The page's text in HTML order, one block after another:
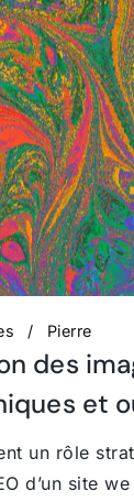
Pierre
des
et
un rôle
d’un site we